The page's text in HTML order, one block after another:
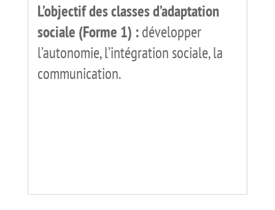
L’objectif des classes d’adaptation
sociale (Forme 1) :développer
l’autonomie, l’intégration sociale, la
communication.